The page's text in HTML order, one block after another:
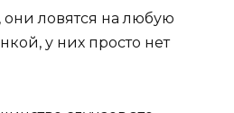
они ловятся на любую
у них просто нет